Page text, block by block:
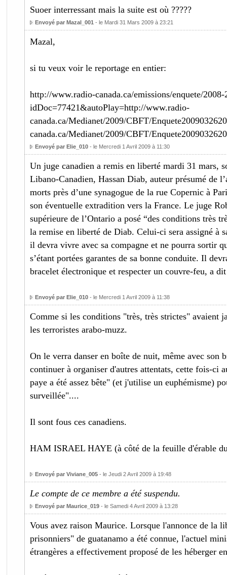
Suoer interressant mais la suite est où ?????
Envoyé par Mazal_001 - le Mardi 31 Mars 2009 à 23:21
Mazal,
si tu veux voir le reportage en entier:
http://www.radio-canada.ca/emissions/enquete/2008-
idDoc=77421&autoPlay=http://www.radio-
canada.ca/Medianet/2009/CBFT/
canada.ca/Medianet/2009/CBFT/
Envoyé par Elie_010- le Mercredi 1 Avril 2009 à 11:30
Un juge canadien a remis en liberté mardi 31 mars,
Libano-Canadien, Hassan Diab, auteur présumé de
morts près d’une synagogue de la rue Copernic à
son éventuelle extradition vers la France. Le juge
supérieure de l’Ontario a posé “des conditions très
la remise en liberté de Diab. Celui-ci sera assigné à
il devra vivre avec sa compagne et ne pourra sortir
s’étant portées garantes de sa bonne conduite. Il
bracelet électronique et respecter un couvre-feu, a
Envoyé par Elie_010- le Mercredi 1 Avril 2009 à 11:38
Comme si les conditions "très, très strictes" avaient
les terroristes arabo-muzz.
On le verra danser en boîte de nuit, même avec son
continuer à organiser d'autres attentats, cette fois-ci
paye a été assez bête" (et j'utilise un euphémisme)
surveillée"....
Il sont fous ces canadiens.
HAM ISRAEL HAYE (à côté de la feuille d'érable
Envoyé par Viviane_005- le Jeudi 2 Avril 2009 à 19:48
Le compte de ce membre a été suspendu.
Envoyé par Maurice_019- le Samedi 4 Avril 2009 à 13:28
Vous avez raison Maurice. Lorsque l'annonce de la
prisonniers" de guatanamo a été connue, l'actuel
étrangères a effectivement proposé de les héberger